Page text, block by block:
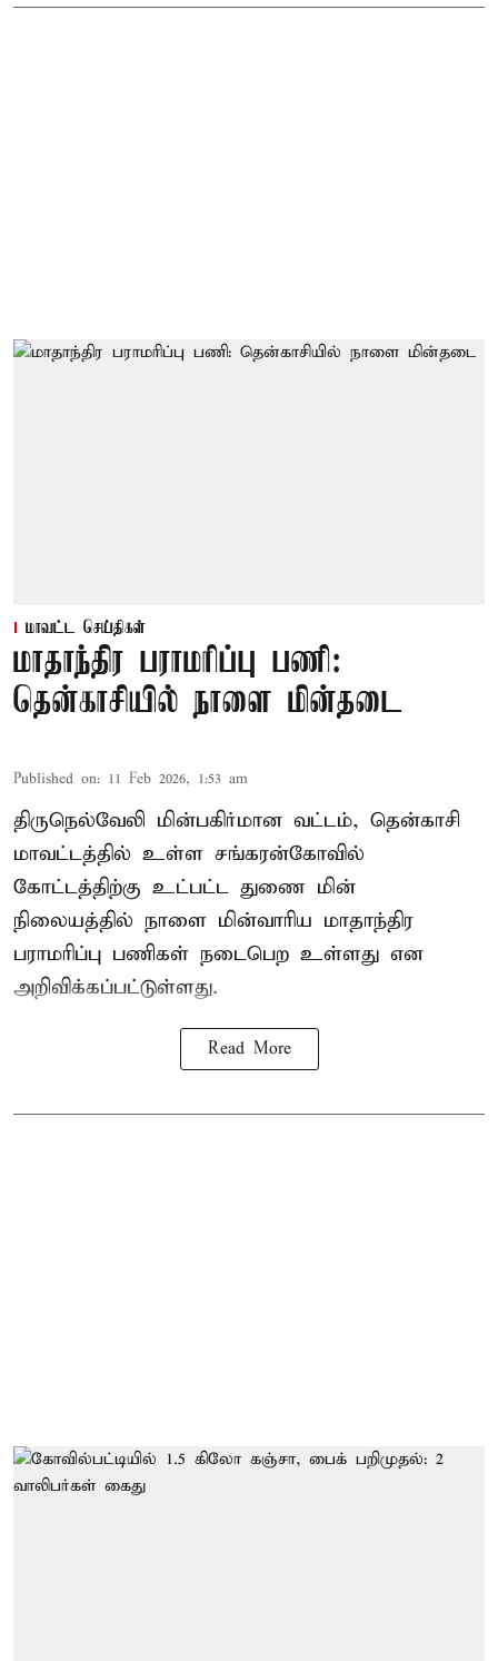
மாவட்ட செய்திகள்
மாதாந்திர பராமரிப்பு பணி:
தென்காசியில் நாளை மின்தடை
Published on: 11 Feb 2026, 1:53 am
திருநெல்வேலி மின்பகிர்மான வட்டம், தென்காசி
மாவட்டத்தில் உள்ள சங்கரன்கோவில்
கோட்டத்திற்கு உட்பட்ட துணை மின்
நிலையத்தில் நாளை மின்வாரிய மாதாந்திர
பராமரிப்பு பணிகள் நடைபெற உள்ளது என
அறிவிக்கப்பட்டுள்ளது.
Read More